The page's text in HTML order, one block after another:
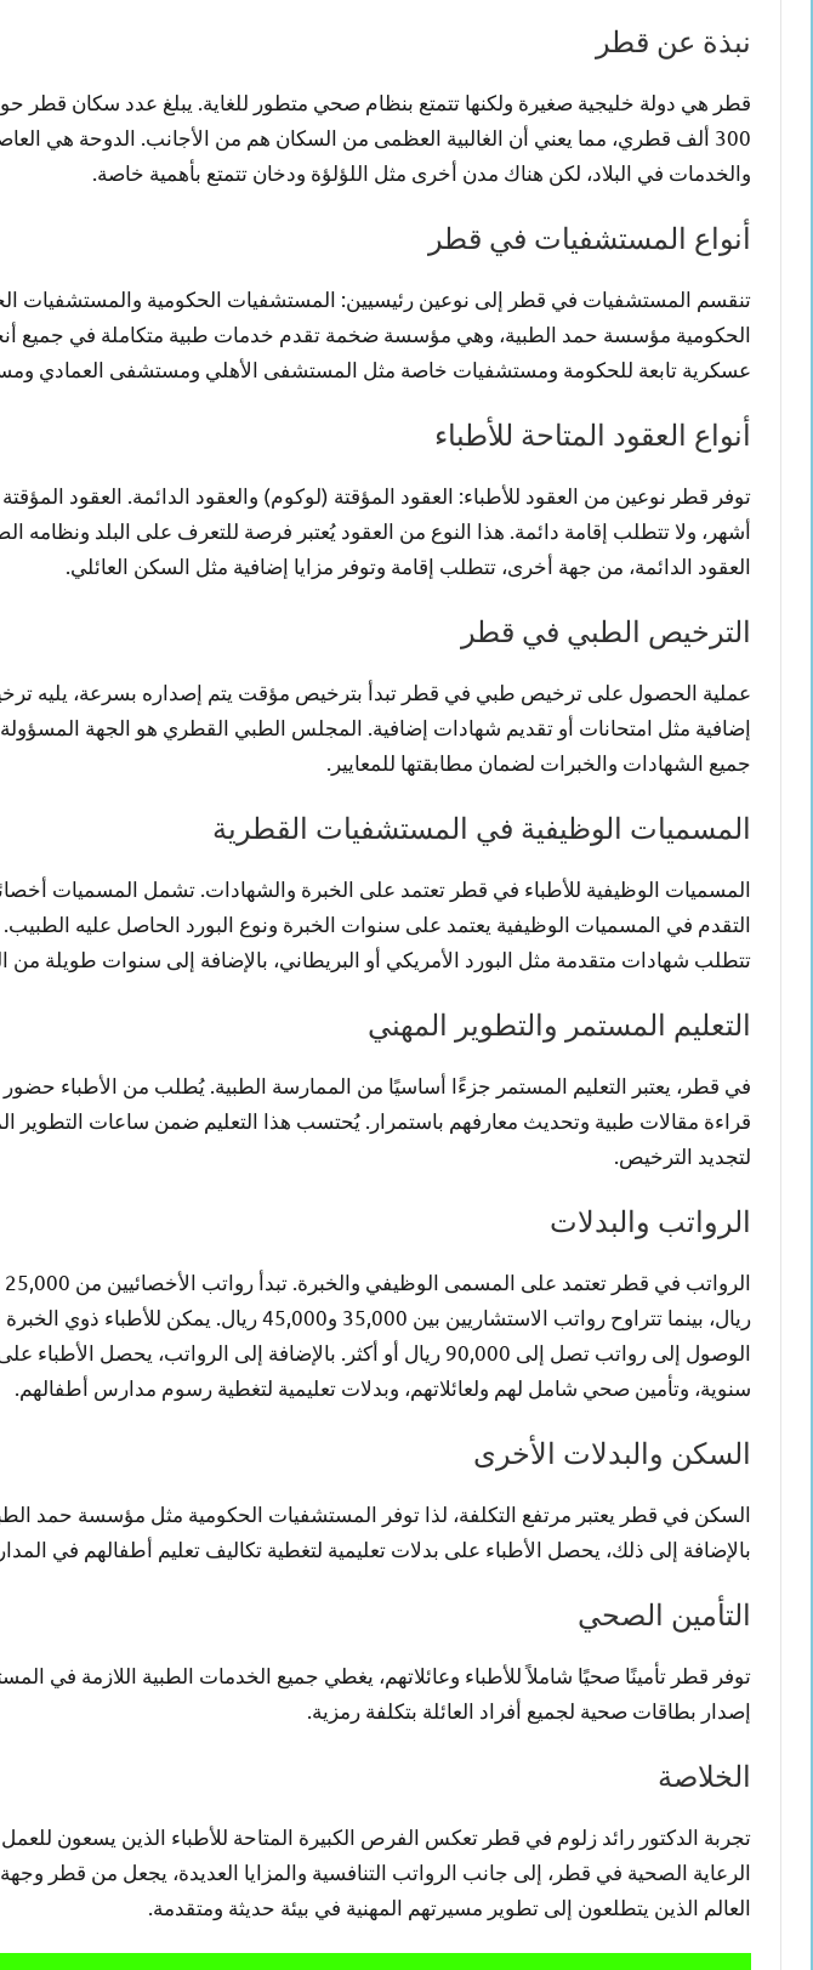
نبذة عن قطر
300 ألف قطري، مما يعني أن الغالبية العظمى من السكان هم من الأجانب. الدوحة هي
والخدمات في البلاد، لكن هناك مدن أخرى مثل اللؤلؤة ودخان تتمتع بأهمية خاصة.
أنواع المستشفيات في قطر
تنقسم المستشفيات في قطر إلى نوعين رئيسيين: المستشفيات الحكومية والمستشفيات
الحكومية مؤسسة حمد الطبية، وهي مؤسسة ضخمة تقدم خدمات طبية متكاملة في جميع
عسكرية تابعة للحكومة ومستشفيات خاصة مثل المستشفى الأهلي ومستشفى العمادي
أنواع العقود المتاحة للأطباء
توفر قطر نوعين من العقود للأطباء: العقود المؤقتة (لوكوم) والعقود الدائمة. العقود
أشهر، ولا تتطلب إقامة دائمة. هذا النوع من العقود يُعتبر فرصة للتعرف على البلد ونظامه
العقود الدائمة، من جهة أخرى، تتطلب إقامة وتوفر مزايا إضافية مثل السكن العائلي.
الترخيص الطبي في قطر
عملية الحصول على ترخيص طبي في قطر تبدأ بترخيص مؤقت يتم إصداره بسرعة، يليه
إضافية مثل امتحانات أو تقديم شهادات إضافية. المجلس الطبي القطري هو الجهة
جميع الشهادات والخبرات لضمان مطابقتها للمعايير.
المسميات الوظيفية في المستشفيات القطرية
المسميات الوظيفية للأطباء في قطر تعتمد على الخبرة والشهادات. تشمل المسميات
التقدم في المسميات الوظيفية يعتمد على سنوات الخبرة ونوع البورد الحاصل عليه
تتطلب شهادات متقدمة مثل البورد الأمريكي أو البريطاني، بالإضافة إلى سنوات طويلة من
التعليم المستمر والتطوير المهني
في قطر، يعتبر التعليم المستمر جزءًا أساسيًا من الممارسة الطبية. يُطلب من الأطباء
لتجديد الترخيص.
الرواتب والبدلات
ريال، بينما تتراوح رواتب الاستشاريين بين 35,000 و45,000
الوصول إلى رواتب تصل إلى 90,000 ريال أو أكثر. بالإضافة إلى الرواتب،
سنوية، وتأمين صحي شامل لهم ولعائلاتهم، وبدلات تعليمية لتغطية رسوم مدارس أطفالهم.
السكن والبدلات الأخرى
السكن في قطر يعتبر مرتفع التكلفة، لذا توفر المستشفيات الحكومية مثل مؤسسة حمد الطبية
بالإضافة إلى ذلك، يحصل الأطباء على بدلات تعليمية لتغطية تكاليف تعليم أطفالهم في
التأمين الصحي
توفر قطر تأمينًا صحيًا شاملاً للأطباء وعائلاتهم، يغطي جميع الخدمات الطبية اللازمة في
إصدار بطاقات صحية لجميع أفراد العائلة بتكلفة رمزية.
الخلاصة
تجربة الدكتور رائد زلوم في قطر تعكس الفرص الكبيرة المتاحة للأطباء الذين يسعون
الرعاية الصحية في قطر، إلى جانب الرواتب التنافسية والمزايا العديدة، يجعل من قطر
العالم الذين يتطلعون إلى تطوير مسيرتهم المهنية في بيئة حديثة ومتقدمة.